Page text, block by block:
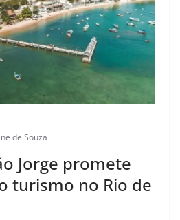
de Souza
Jorge promete
turismo no Rio de